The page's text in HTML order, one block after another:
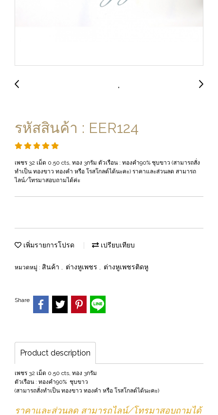
รหัสสินค้า : EER124
เพชร 32 เม็ด 0.50 cts, ทอง 3กรัม ตัวเรือน : ทองคำ90% ชุบขาว (สามารถสั่ง
ทำเป็น ทองขาว ทองคำ หรือ โรสโกลด์ได้นะคะ) ราคาและส่วนลด สามารถ
ไลน์/โทรมาสอบถามได้ค่ะ
เพิ่มรายการโปรด เปรียบเทียบ
หมวดหมู่ : สินค้า , ต่างหูเพชร , ต่างหูเพชรติดหู
Share
Product description
เพชร 32 เม็ด 0.50 cts, ทอง 3กรัม
ตัวเรือน : ทองคำ90% ชุบขาว
(สามารถสั่งทำเป็น ทองขาว ทองคำ หรือ โรสโกลด์ได้นะคะ)
ราคาและส่วนลด สามารถไลน์/โทรมาสอบถามได้